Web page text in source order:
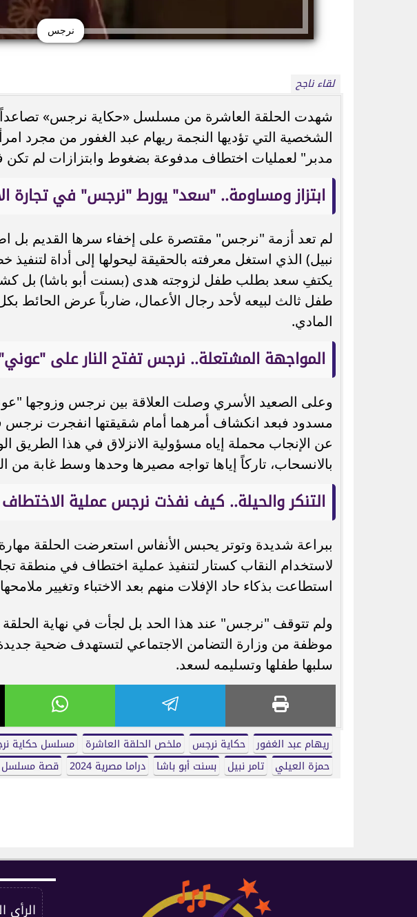
نرجس
لقاء ناجح
شهدت الحلقة العاشرة من مسلسل «حكاية نرجس»
الشخصية التي تؤديها النجمة ريهام عبد الغفور من مجرد
مدبر" لعمليات اختطاف مدفوعة بضغوط وابتزازات لم
ابتزاز ومساومة.. "سعد" يورط "نرجس" في تجارة
لم تعد أزمة "نرجس" مقتصرة على إخفاء سرها القديم
نبيل) الذي استغل معرفته بالحقيقة ليحولها إلى أداة
يكتفِ سعد بطلب طفل لزوجته هدى (بسنت أبو باشا) بل
طفل ثالث لبيعه لأحد رجال الأعمال، ضارباً عرض الحائط
المادي.
المواجهة المشتعلة.. نرجس تفتح النار على
وعلى الصعيد الأسري وصلت العلاقة بين نرجس وزوجها
مسدود فبعد انكشاف أمرهما أمام شقيقتها انفجرت
عن الإنجاب محملة إياه مسؤولية الانزلاق في هذا الطريق
بالانسحاب، تاركاً إياها تواجه مصيرها وحدها وسط غابة من
التنكر والحيلة.. كيف نفذت نرجس عملية
ببراعة شديدة وتوتر يحبس الأنفاس استعرضت الحلقة
لاستخدام النقاب كستار لتنفيذ عملية اختطاف في منطقة
استطاعت بذكاء حاد الإفلات منهم بعد الاختباء وتغيير
ولم تتوقف "نرجس" عند هذا الحد بل لجأت في نهاية الحلقة
موظفة من وزارة التضامن الاجتماعي لتستهدف ضحية
سلبها طفلها وتسليمه لسعد.
ريهام عبد الغفور حكاية نرجس ملخص الحلقة العاشرة مسلسل حكاية
حمزة العيلي
تامر نبيل بسنت أبو باشا دراما مصرية 2024 قصة مسلسل
بيزيرا يرد على أزمة رحيله عن الزمالك
ويكشف تفاصيل العرض والاتفاق مع...
ذكرى وفاة سناء مظهر.. حكاية الفنانة التي
تألقت في 13 فيلمًا ثم...
الرأي